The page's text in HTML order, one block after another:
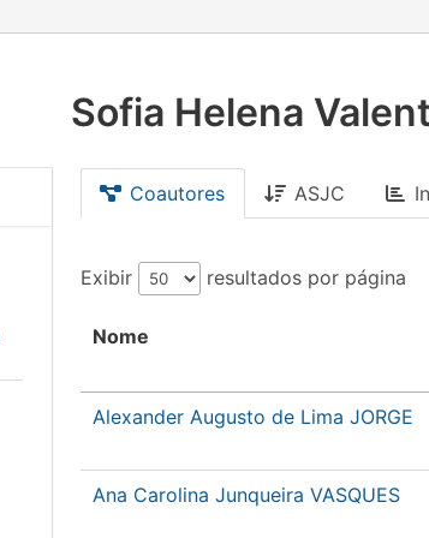
Sofia Helena
Coautores ASJC
Exibir resultados por página
Nome
Alexander Augusto de Lima JORGE
Ana Carolina Junqueira VASQUES